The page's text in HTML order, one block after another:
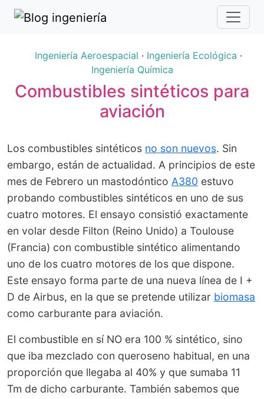
Ingeniería Aeroespacial · Ingeniería Ecológica ·
Ingeniería Química
Combustibles sintéticos para
aviación
Los combustibles sintéticos no son nuevos. Sin
embargo, están de actualidad. A principios de este
mes de Febrero un mastodóntico A380 estuvo
probando combustibles sintéticos en uno de sus
cuatro motores. El ensayo consistió exactamente
en volar desde Filton (Reino Unido) a Toulouse
(Francia) con combustible sintético alimentando
uno de los cuatro motores de los que dispone.
Este ensayo forma parte de una nueva línea de I +
D de Airbus, en la que se pretende utilizar biomasa
como carburante para aviación.
El combustible en sí NO era 100 % sintético, sino
que iba mezclado con queroseno habitual, en una
proporción que llegaba al 40% y que sumaba 11
Tm de dicho carburante. También sabemos que